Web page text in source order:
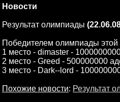
Новости
Результат олимпиады
Победителем олимпиады этой
1 место - dimaster -
2 место - Greed - 500000000
3 место - Dark--lord -
Похожие новости: Результат